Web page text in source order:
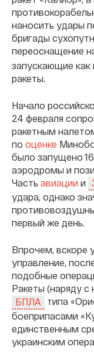
наносить удары
бригады
переоснащение
запускающие как
ракеты.
Начало
24 февраля
ракетным
по оценке
было запущено
аэродромы и
Часть авиации и
удара, однако
первый же день.
Впрочем, вскоре
управление,
подобные
Ракеты (наряду
БПЛА
типа
боеприпасами
единственным
украинским